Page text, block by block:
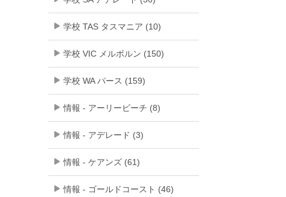
学校 TAS タスマニア (10)
学校 VIC メルボルン (150)
学校 WA パース (159)
情報 - アーリービーチ (8)
情報 - アデレード (3)
情報 - ケアンズ (61)
情報 - ゴールドコースト (46)